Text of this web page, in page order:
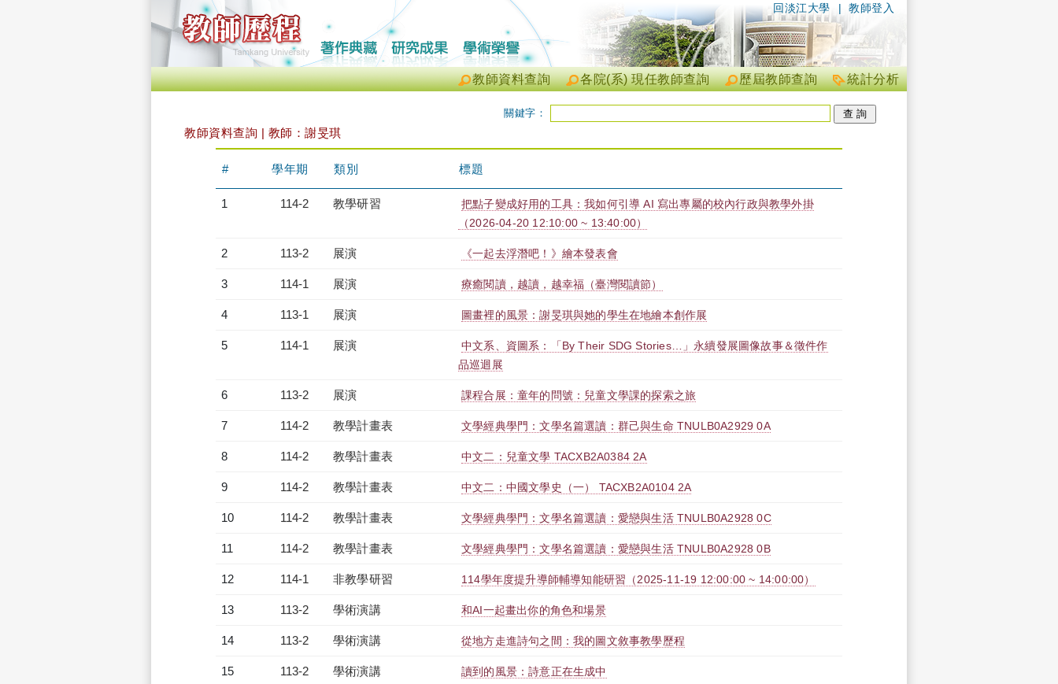
| 教師登入
回淡江大學
統計分析
歷屆教師查詢
各院(系) 現任教師查詢
教師資料查詢
關鍵字：
教師資料查詢 | 教師：謝旻琪
# 學年期 類別 標題
1 114-2 教學研習
把點子變成好用的工具：我如何引導 AI 寫出專屬的校內行政與教學外掛
（2026-04-20 12:10:00 ~ 13:40:00）
2 113-2 展演 《一起去浮潛吧！》繪本發表會
3 114-1 展演 療癒閱讀，越讀，越幸福（臺灣閱讀節）
4 113-1 展演 圖畫裡的風景：謝旻琪與她的學生在地繪本創作展
5 114-1 展演
中文系、資圖系：「By Their SDG Stories…」永續發展圖像故事＆徵件作
品巡迴展
6 113-2 展演 課程合展：童年的問號：兒童文學課的探索之旅
7 114-2 教學計畫表 文學經典學門：文學名篇選讀：群己與生命 TNULB0A2929 0A
8 114-2 教學計畫表 中文二：兒童文學 TACXB2A0384 2A
9 114-2 教學計畫表 中文二：中國文學史（一） TACXB2A0104 2A
10 114-2 教學計畫表 文學經典學門：文學名篇選讀：愛戀與生活 TNULB0A2928 0C
11 114-2 教學計畫表 文學經典學門：文學名篇選讀：愛戀與生活 TNULB0A2928 0B
12 114-1 非教學研習 114學年度提升導師輔導知能研習（2025-11-19 12:00:00 ~ 14:00:00）
13 113-2 學術演講 和AI一起畫出你的角色和場景
14 113-2 學術演講 從地方走進詩句之間：我的圖文敘事教學歷程
15 113-2 學術演講 讀到的風景：詩意正在生成中